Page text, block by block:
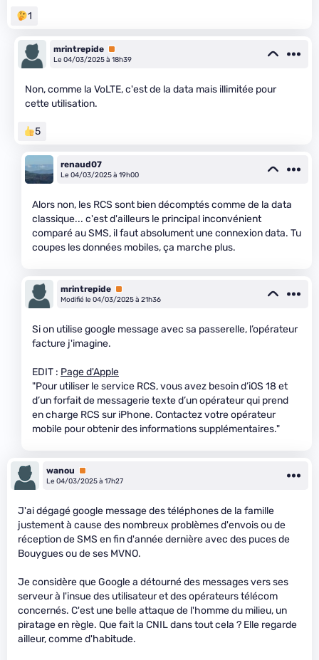
1
mrintrepide Premium
Le 04/03/2025 à 18h39
Non, comme la VoLTE, c'est de la data mais illimitée pour
cette utilisation.
5
renaud07
Le 04/03/2025 à 19h00
Alors non, les RCS sont bien décomptés comme de la data
classique... c'est d'ailleurs le principal inconvénient
comparé au SMS, il faut absolument une connexion data. Tu
coupes les données mobiles, ça marche plus.
mrintrepide Premium
Modifié le 04/03/2025 à 21h36
Si on utilise google message avec sa passerelle, l’opérateur
facture j'imagine.
EDIT : Page d'Apple
"Pour utiliser le service RCS, vous avez besoin d’iOS 18 et
d’un forfait de messagerie texte d’un opérateur qui prend
en charge RCS sur iPhone. Contactez votre opérateur
mobile pour obtenir des informations supplémentaires."
wanou
Premium
Le 04/03/2025 à 17h27
J'ai dégagé google message des téléphones de la famille
justement à cause des nombreux problèmes d'envois ou de
réception de SMS en fin d'année dernière avec des puces de
Bouygues ou de ses MVNO.
Je considère que Google a détourné des messages vers ses
serveur à l'insue des utilisateur et des opérateurs télécom
concernés. C'est une belle attaque de l'homme du milieu, un
piratage en règle. Que fait la CNIL dans tout cela ? Elle regarde
ailleur, comme d'habitude.